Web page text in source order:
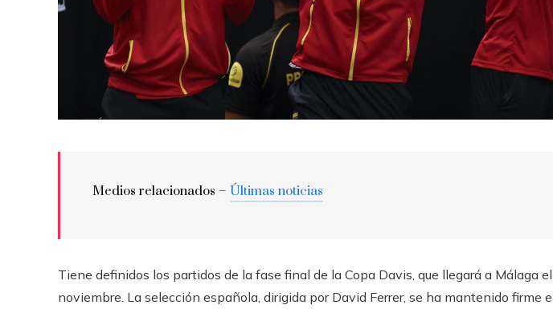
Medios relacionados – Últimas noticias
Tiene definidos los partidos de la fase final de la Copa Davis, que llegará a Málaga
noviembre. La selección española, dirigida por David Ferrer, se ha mantenido firme